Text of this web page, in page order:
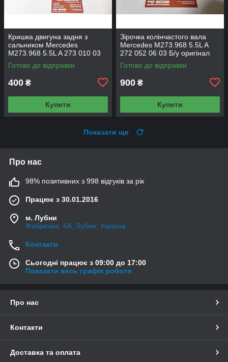
Кришка двигуна задня з
сальником Mercedes
M273.968 5.5L A 273 010 03
14 Б/у оригінал
Готово до відправки
400 ₴
Купити
Зірочка колінчастого вала
Mercedes M273.968 5.5L A
272 052 06 03 Б/у оригінал
Готово до відправки
900 ₴
Купити
Показати ще
Про нас
98% позитивних з 998 відгуків за рік
Працює з 30.01.2016
м. Лубни
Фабрична, 6А, Лубни, Україна
Контакти
Сьогодні працює з 09:00 до 17:00
Показати весь графік роботи
Про нас
Контакти
Доставка та оплата